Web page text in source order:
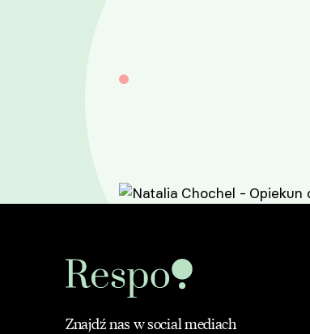
Znajdź nas w social mediach